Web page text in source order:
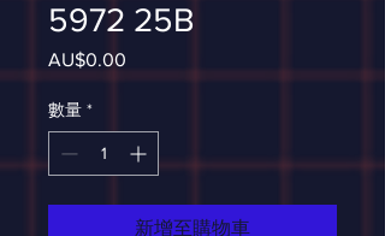
5972 25B
AU$0.00
數量 *
新增至購物車